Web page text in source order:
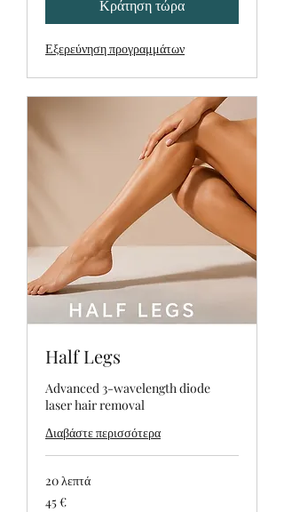
Κράτηση τώρα
Εξερεύνηση προγραμμάτων
Half Legs
Advanced 3-wavelength diode
laser hair removal
Διαβάστε περισσότερα
20 λεπτά
ευρώ
45 €